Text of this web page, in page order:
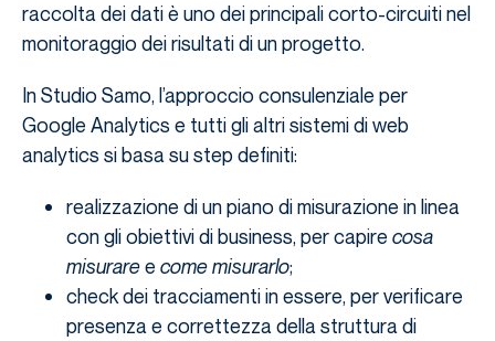
raccolta dei dati è uno dei principali corto-circuiti nel
monitoraggio dei risultati di un progetto.
In Studio Samo, l’approccio consulenziale per
Google Analytics e tutti gli altri sistemi di web
analytics si basa su step definiti:
realizzazione di un piano di misurazione in linea
con gli obiettivi di business, per capire cosa
misuraree come misurarlo;
check dei tracciamenti in essere, per verificare
presenza e correttezza della struttura di